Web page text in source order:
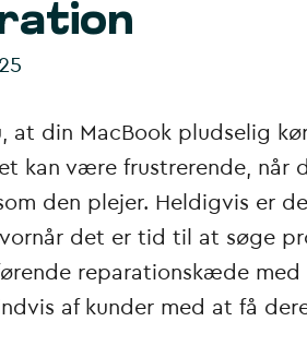
at din MacBook pludselig
kan være frustrerende, når
den plejer. Heldigvis er
det er tid til at søge
reparationskæde med
af kunder med at få